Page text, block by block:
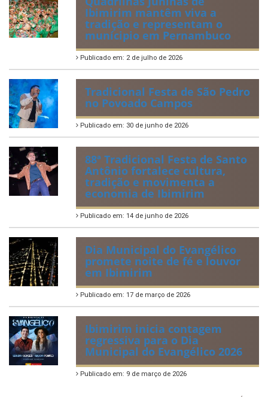
Publicado em: 20 de julho de 2026
2ª edição do Corre Ibimirim
2026
Quadrilhas Juninas de
Ibimirim mantêm viva a
tradição e representam o
munícipio em Pernambuco
Publicado em: 2 de julho de 2026
Tradicional Festa de São Pedro
no Povoado Campos
88ª Tradicional Festa de Santo
Antônio fortalece cultura,
tradição e movimenta a
economia de Ibimirim
Publicado em: 14 de junho de 2026
Dia Municipal do Evangélico
promete noite de fé e louvor